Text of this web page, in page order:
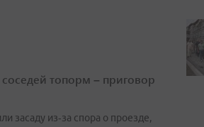
топорм – приговор
засаду из‑за спора о проезде,